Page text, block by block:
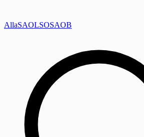
AllaSAOLSOSAOB